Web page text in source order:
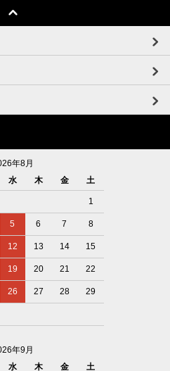
年8月
水 木 金 土
1
5 6 7 8
12 13 14 15
19 20 21 22
26 27 28 29
年9月
水 木 金 土